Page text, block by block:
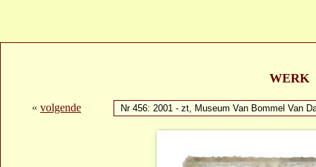
WERK
« volgende